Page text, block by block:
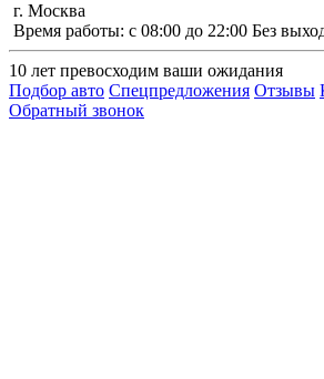
г. Москва
Время работы: с 08:00 до 22:00 Без
10 лет превосходим ваши ожидания
Подбор авто Спецпредложения Отзывы
Обратный звонок